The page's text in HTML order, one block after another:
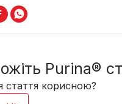
Purina®
стаття корисною?